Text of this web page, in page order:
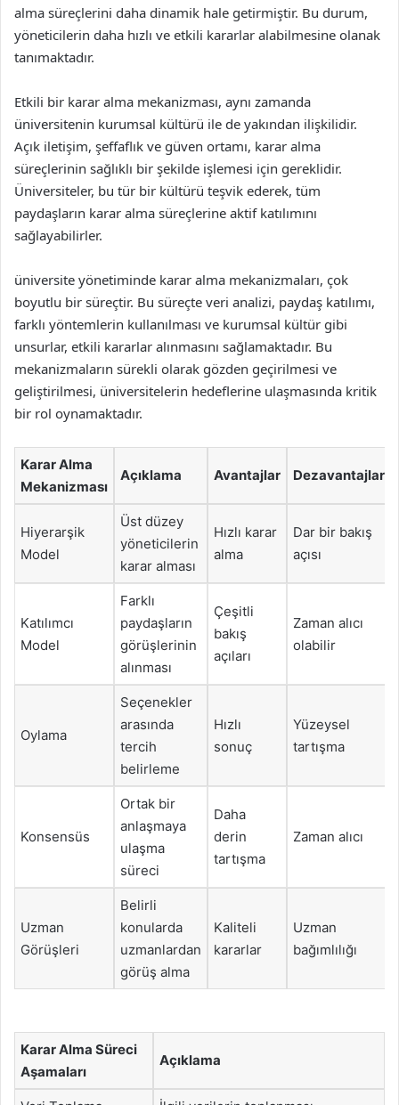
alma süreçlerini daha dinamik hale getirmiştir. Bu durum,
yöneticilerin daha hızlı ve etkili kararlar alabilmesine olanak
tanımaktadır.
Etkili bir karar alma mekanizması, aynı zamanda
üniversitenin kurumsal kültürü ile de yakından ilişkilidir.
Açık iletişim, şeffaflık ve güven ortamı, karar alma
süreçlerinin sağlıklı bir şekilde işlemesi için gereklidir.
Üniversiteler, bu tür bir kültürü teşvik ederek, tüm
paydaşların karar alma süreçlerine aktif katılımını
sağlayabilirler.
üniversite yönetiminde karar alma mekanizmaları, çok
boyutlu bir süreçtir. Bu süreçte veri analizi, paydaş katılımı,
farklı yöntemlerin kullanılması ve kurumsal kültür gibi
unsurlar, etkili kararlar alınmasını sağlamaktadır. Bu
mekanizmaların sürekli olarak gözden geçirilmesi ve
geliştirilmesi, üniversitelerin hedeflerine ulaşmasında kritik
bir rol oynamaktadır.
Karar Alma
Mekanizması
Açıklama Avantajlar Dezavantajlar
Hiyerarşik
Model
Üst düzey
yöneticilerin
karar alması
Hızlı karar
alma
Dar bir bakış
açısı
Katılımcı
Model
Farklı
paydaşların
görüşlerinin
alınması
Çeşitli
bakış
açıları
Zaman alıcı
olabilir
Oylama
Seçenekler
arasında
tercih
belirleme
Hızlı
sonuç
Yüzeysel
tartışma
Konsensüs
Ortak bir
anlaşmaya
ulaşma
süreci
Daha
derin
tartışma
Zaman alıcı
Uzman
Görüşleri
Belirli
konularda
uzmanlardan
görüş alma
Kaliteli
kararlar
Uzman
bağımlılığı
Karar Alma Süreci
Aşamaları
Açıklama